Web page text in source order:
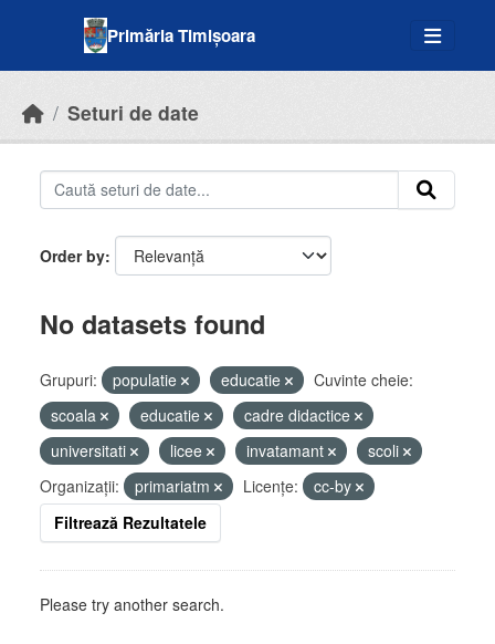
Primăria Timișoara
Seturi de date
Order by
No datasets found
Grupuri: populatie educatie
Cuvinte cheie:
scoala
educatie
cadre didactice
universitati
licee invatamant
scoli
Organizații:
primariatm Licenţe:
cc-by
Filtrează Rezultatele
Please try another search.